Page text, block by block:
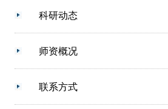
科研动态
师资概况
联系方式